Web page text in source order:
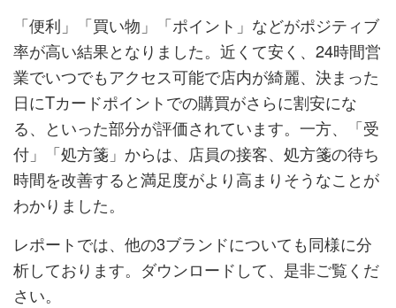
「便利」「買い物」「ポイント」などがポジティブ
率が高い結果となりました。近くて安く、24時間営
業でいつでもアクセス可能で店内が綺麗、決まった
日にTカードポイントでの購買がさらに割安にな
る、といった部分が評価されています。一方、「受
付」「処方箋」からは、店員の接客、処方箋の待ち
時間を改善すると満足度がより高まりそうなことが
わかりました。
レポートでは、他の3ブランドについても同様に分
析しております。ダウンロードして、是非ご覧くだ
さい。